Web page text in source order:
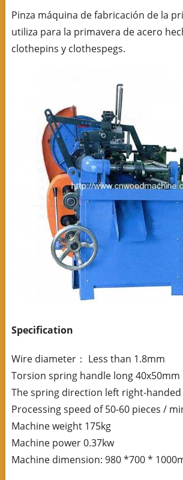
Pinza máquina de fabricación de la
utiliza para la primavera de acero
clothepins y clothespegs.
Specification
Wire diameter： Less than 1.8mm
Torsion spring handle long 40x50mm
The spring direction left right-handed
Processing speed of 50-60 pieces /
Machine weight 175kg
Machine power 0.37kw
Machine dimension: 980 *700 *